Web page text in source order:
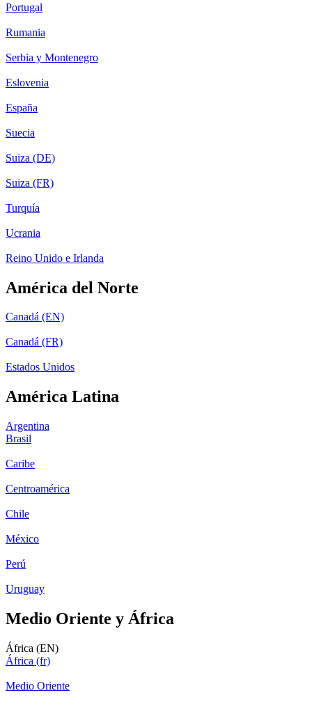
Portugal
Rumania
Serbia y Montenegro
Eslovenia
España
Suecia
Suiza (DE)
Suiza (FR)
Turquía
Ucrania
Reino Unido e Irlanda
América del Norte
Canadá (EN)
Canadá (FR)
Estados Unidos
América Latina
Argentina
Brasil
Caribe
Centroamérica
Chile
México
Perú
Uruguay
Medio Oriente y África
África (EN)
África (fr)
Medio Oriente